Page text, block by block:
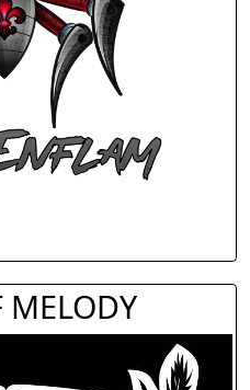
MELODY